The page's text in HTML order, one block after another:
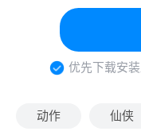
优先下载安
动作 仙侠